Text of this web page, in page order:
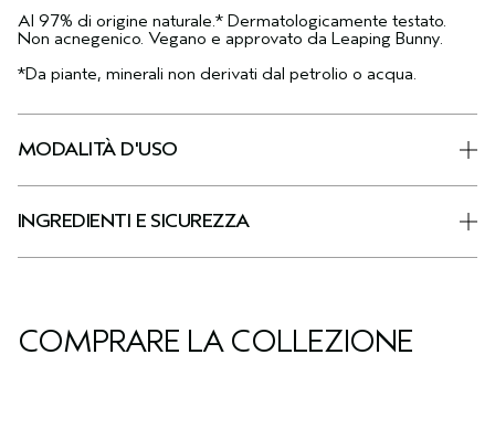
Al 97% di origine naturale.* Dermatologicamente testato.
Non acnegenico. Vegano e approvato da Leaping Bunny.
*Da piante, minerali non derivati dal petrolio o acqua.
MODALITÀ D'USO
INGREDIENTI E SICUREZZA
COMPRARE LA COLLEZIONE